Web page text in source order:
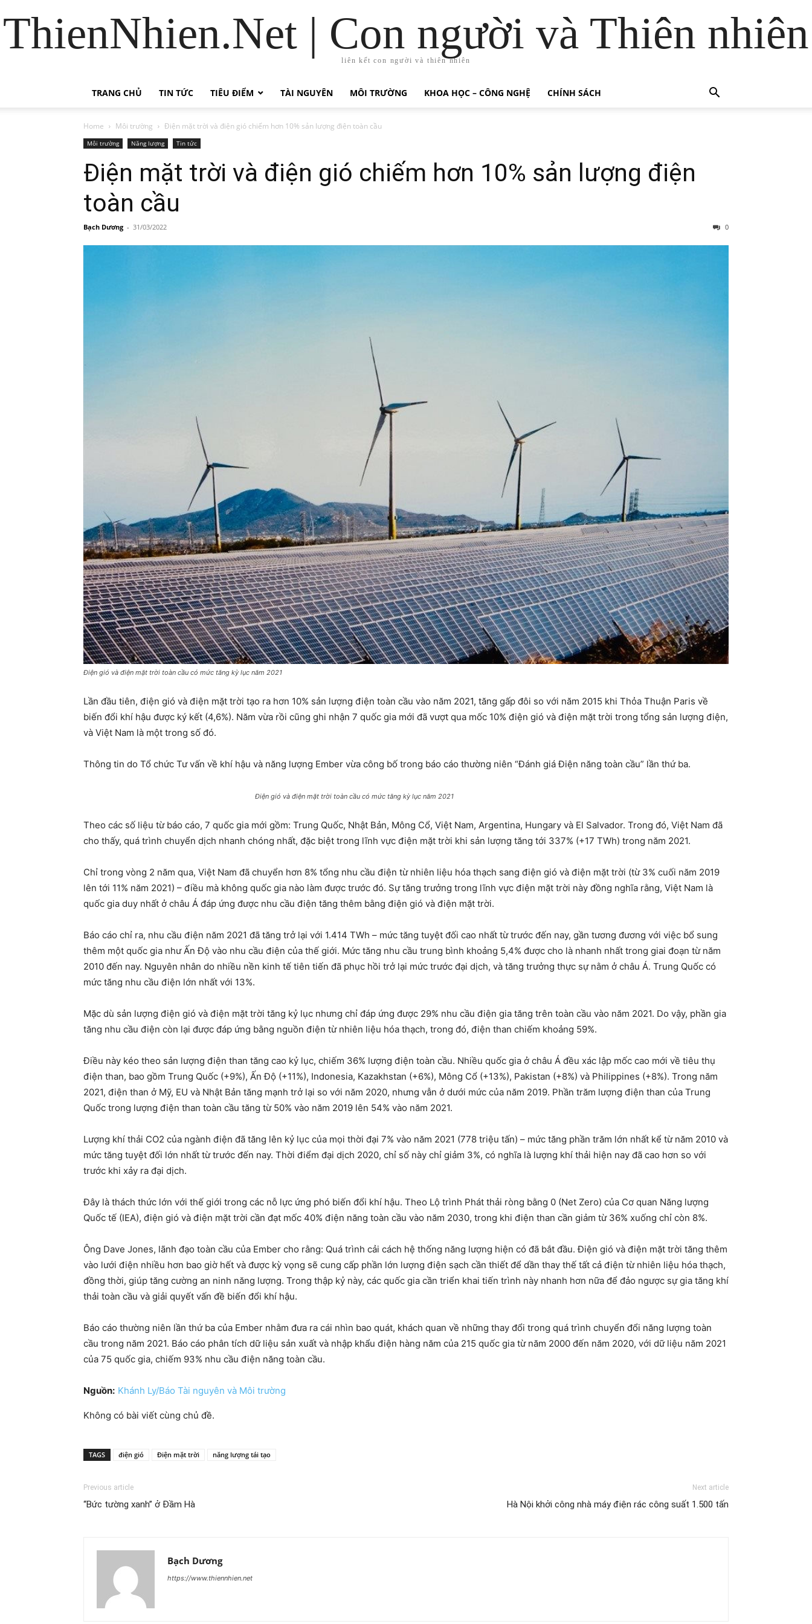
ThienNhien.Net | Con người và Thiên nhiên
liên kết con người và thiên nhiên
TRANG CHỦ TIN TỨC TIÊU ĐIỂM TÀI NGUYÊN MÔI TRƯỜNG KHOA HỌC – CÔNG NGHỆ CHÍNH SÁCH
Home Môi trường Điện mặt trời và điện gió chiếm hơn 10% sản lượng điện toàn cầu
Môi trường Năng lượng Tin tức
Điện mặt trời và điện gió chiếm hơn 10% sản lượng điện
toàn cầu
Bạch Dương - 31/03/2022 0
Điện gió và điện mặt trời toàn cầu có mức tăng kỳ lục năm 2021
Lần đầu tiên, điện gió và điện mặt trời tạo ra hơn 10% sản lượng điện toàn cầu vào năm 2021, tăng gấp đôi so với năm 2015 khi Thỏa Thuận Paris về
biến đổi khí hậu được ký kết (4,6%). Năm vừa rồi cũng ghi nhận 7 quốc gia mới đã vượt qua mốc 10% điện gió và điện mặt trời trong tổng sản lượng điện,
và Việt Nam là một trong số đó.
Thông tin do Tổ chức Tư vấn về khí hậu và năng lượng Ember vừa công bố trong báo cáo thường niên “Đánh giá Điện năng toàn cầu” lần thứ ba.
Điện gió và điện mặt trời toàn cầu có mức tăng kỳ lục năm 2021
Theo các số liệu từ báo cáo, 7 quốc gia mới gồm: Trung Quốc, Nhật Bản, Mông Cổ, Việt Nam, Argentina, Hungary và El Salvador. Trong đó, Việt Nam đã
cho thấy, quá trình chuyển dịch nhanh chóng nhất, đặc biệt trong lĩnh vực điện mặt trời khi sản lượng tăng tới 337% (+17 TWh) trong năm 2021.
Chỉ trong vòng 2 năm qua, Việt Nam đã chuyển hơn 8% tổng nhu cầu điện từ nhiên liệu hóa thạch sang điện gió và điện mặt trời (từ 3% cuối năm 2019
lên tới 11% năm 2021) – điều mà không quốc gia nào làm được trước đó. Sự tăng trưởng trong lĩnh vực điện mặt trời này đồng nghĩa rằng, Việt Nam là
quốc gia duy nhất ở châu Á đáp ứng được nhu cầu điện tăng thêm bằng điện gió và điện mặt trời.
Báo cáo chỉ ra, nhu cầu điện năm 2021 đã tăng trở lại với 1.414 TWh – mức tăng tuyệt đối cao nhất từ trước đến nay, gần tương đương với việc bổ sung
thêm một quốc gia như Ấn Độ vào nhu cầu điện của thế giới. Mức tăng nhu cầu trung bình khoảng 5,4% được cho là nhanh nhất trong giai đoạn từ năm
2010 đến nay. Nguyên nhân do nhiều nền kinh tế tiên tiến đã phục hồi trở lại mức trước đại dịch, và tăng trưởng thực sự nằm ở châu Á. Trung Quốc có
mức tăng nhu cầu điện lớn nhất với 13%.
Mặc dù sản lượng điện gió và điện mặt trời tăng kỷ lục nhưng chỉ đáp ứng được 29% nhu cầu điện gia tăng trên toàn cầu vào năm 2021. Do vậy, phần gia
tăng nhu cầu điện còn lại được đáp ứng bằng nguồn điện từ nhiên liệu hóa thạch, trong đó, điện than chiếm khoảng 59%.
Điều này kéo theo sản lượng điện than tăng cao kỷ lục, chiếm 36% lượng điện toàn cầu. Nhiều quốc gia ở châu Á đều xác lập mốc cao mới về tiêu thụ
điện than, bao gồm Trung Quốc (+9%), Ấn Độ (+11%), Indonesia, Kazakhstan (+6%), Mông Cổ (+13%), Pakistan (+8%) và Philippines (+8%). Trong năm
2021, điện than ở Mỹ, EU và Nhật Bản tăng mạnh trở lại so với năm 2020, nhưng vẫn ở dưới mức của năm 2019. Phần trăm lượng điện than của Trung
Quốc trong lượng điện than toàn cầu tăng từ 50% vào năm 2019 lên 54% vào năm 2021.
Lượng khí thải CO2 của ngành điện đã tăng lên kỷ lục của mọi thời đại 7% vào năm 2021 (778 triệu tấn) – mức tăng phần trăm lớn nhất kể từ năm 2010 và
mức tăng tuyệt đối lớn nhất từ trước đến nay. Thời điểm đại dịch 2020, chỉ số này chỉ giảm 3%, có nghĩa là lượng khí thải hiện nay đã cao hơn so với
trước khi xảy ra đại dịch.
Đây là thách thức lớn với thế giới trong các nỗ lực ứng phó biến đổi khí hậu. Theo Lộ trình Phát thải ròng bằng 0 (Net Zero) của Cơ quan Năng lượng
Quốc tế (IEA), điện gió và điện mặt trời cần đạt mốc 40% điện năng toàn cầu vào năm 2030, trong khi điện than cần giảm từ 36% xuống chỉ còn 8%.
Ông Dave Jones, lãnh đạo toàn cầu của Ember cho rằng: Quá trình cải cách hệ thống năng lượng hiện có đã bắt đầu. Điện gió và điện mặt trời tăng thêm
vào lưới điện nhiều hơn bao giờ hết và được kỳ vọng sẽ cung cấp phần lớn lượng điện sạch cần thiết để dần thay thế tất cả điện từ nhiên liệu hóa thạch,
đồng thời, giúp tăng cường an ninh năng lượng. Trong thập kỷ này, các quốc gia cần triển khai tiến trình này nhanh hơn nữa để đảo ngược sự gia tăng khí
thải toàn cầu và giải quyết vấn đề biến đổi khí hậu.
Báo cáo thường niên lần thứ ba của Ember nhằm đưa ra cái nhìn bao quát, khách quan về những thay đổi trong quá trình chuyển đổi năng lượng toàn
cầu trong năm 2021. Báo cáo phân tích dữ liệu sản xuất và nhập khẩu điện hàng năm của 215 quốc gia từ năm 2000 đến năm 2020, với dữ liệu năm 2021
của 75 quốc gia, chiếm 93% nhu cầu điện năng toàn cầu.
Nguồn: Khánh Ly/Báo Tài nguyên và Môi trường
Không có bài viết cùng chủ đề.
TAGS điện gió Điện mặt trời năng lượng tái tạo
Previous article
“Bức tường xanh” ở Đầm Hà
Next article
Hà Nội khởi công nhà máy điện rác công suất 1.500 tấn
Bạch Dương
https://www.thiennhien.net